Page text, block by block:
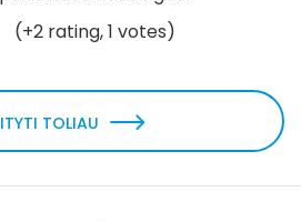
(+2rating,1 votes)
TOLIAU